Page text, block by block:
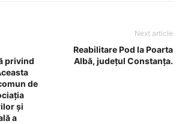
privind
de
și
a
Next article
Reabilitare Pod la Poarta
Albă, județul Constanța.